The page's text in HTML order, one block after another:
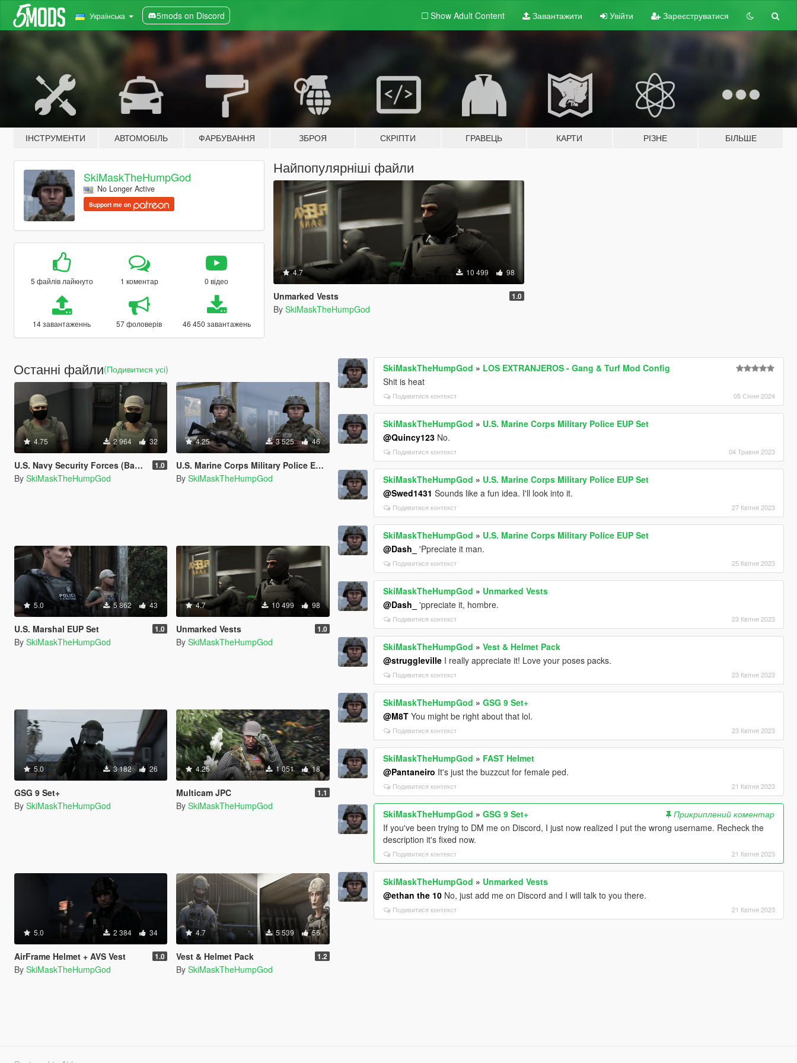
Українська 5mods on Discord Show Adult Content Завантажити Увійти Зареєструватися
ІНСТРУМЕНТИ АВТОМОБІЛЬ ФАРБУВАННЯ ЗБРОЯ СКРІПТИ ГРАВЕЦЬ КАРТИ РІЗНЕ БІЛЬШЕ
SkiMaskTheHumpGod
No Longer Active
Support me on
5 файлів лайкнуто 1 коментар 0 відео
14 завантаженнь 57 фоловерів 46 450 завантажень
Найпопулярніші файли
4.7 10 499 98
Unmarked Vests 1.0
By SkiMaskTheHumpGod
Останні файли(Подивитися усі)
4.75 2 964 32
U.S. Navy Security Forces (Based) Vest 1.0
By SkiMaskTheHumpGod
4.25 3 525 46
U.S. Marine Corps Military Police EUP Set
By SkiMaskTheHumpGod
5.0 5 862 43
U.S. Marshal EUP Set 1.0
By SkiMaskTheHumpGod
4.7 10 499 98
Unmarked Vests 1.0
By SkiMaskTheHumpGod
5.0 3 182 26
GSG 9 Set+
By SkiMaskTheHumpGod
4.25 1 051 18
Multicam JPC 1.1
By SkiMaskTheHumpGod
5.0 2 384 34
AirFrame Helmet + AVS Vest 1.0
By SkiMaskTheHumpGod
4.7 5 539 56
Vest & Helmet Pack 1.2
By SkiMaskTheHumpGod
SkiMaskTheHumpGod » LOS EXTRANJEROS - Gang & Turf Mod Config
Shit is heat
Подивитися контекст 05 Січня 2024
SkiMaskTheHumpGod » U.S. Marine Corps Military Police EUP Set
@Quincy123 No.
Подивитися контекст 04 Травня 2023
SkiMaskTheHumpGod » U.S. Marine Corps Military Police EUP Set
@Swed1431 Sounds like a fun idea. I'll look into it.
Подивитися контекст 27 Квітня 2023
SkiMaskTheHumpGod » U.S. Marine Corps Military Police EUP Set
@Dash_
'Ppreciate it man.
Подивитися контекст 25 Квітня 2023
SkiMaskTheHumpGod » Unmarked Vests
@Dash_
'ppreciate it, hombre.
Подивитися контекст 23 Квітня 2023
SkiMaskTheHumpGod »Vest & Helmet Pack
@struggleville I really appreciate it! Love your poses packs.
Подивитися контекст 23 Квітня 2023
SkiMaskTheHumpGod »GSG 9 Set+
@M8T You might be right about that lol.
Подивитися контекст 23 Квітня 2023
SkiMaskTheHumpGod » FAST Helmet
@Pantaneiro It's just the buzzcut for female ped.
Подивитися контекст 21 Квітня 2023
SkiMaskTheHumpGod »GSG 9 Set+
Прикриплений коментар
If you've been trying to DM me on Discord, I just now realized I put the wrong username. Recheck the
description it's fixed now.
Подивитися контекст 21 Квітня 2023
SkiMaskTheHumpGod » Unmarked Vests
@ethan the 10 No, just add me on Discord and I will talk to you there.
Подивитися контекст 21 Квітня 2023